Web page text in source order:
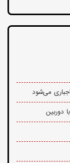
اجباری می‌شود